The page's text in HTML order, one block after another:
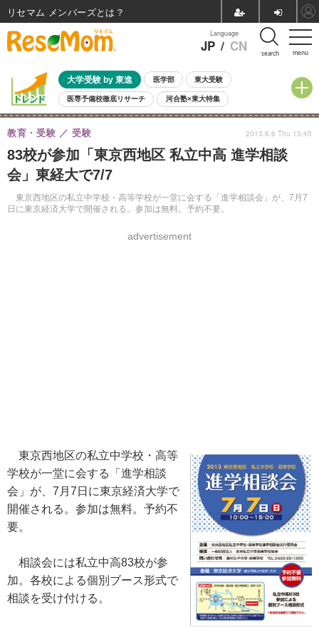
menu
Language
JP / CN search
大学受験 by 東進 医学部 東大受験
医専予備校徹底リサーチ 河合塾×東大特集
親子で考える大学選び 高校受験 中学受験 小学校受験
共通テスト 夏休み
8月開催イベント・WS 全国公立高校 過去問 人気記事
自由研究教材（小学生向け）
83校が参加「東京西地区 私立中高 進学相談
会」東経大で7/7
東京西地区の私立中学校・高等学校が一堂に会する「進学相談会」が、7月7
日に東京経済大学で開催される。参加は無料。予約不要。
教育・受験 受験
advertisement
2013.6.6 Thu 13:45
東京西地区の私立中学校・高等
学校が一堂に会する「進学相談
会」が、7月7日に東京経済大学で
開催される。参加は無料。予約不
要。
相談会には私立中高83校が参
加。各校による個別ブース形式で
相談を受け付ける。
リセマム メンバーズ